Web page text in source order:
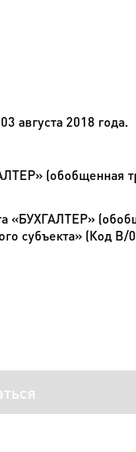
августа 2018 года.
(обобщенная
«БУХГАЛТЕР»
субъекта» (Код В/